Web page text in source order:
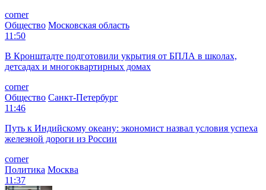
corner
Общество Московская область
11:50
В Кронштадте подготовили укрытия от БПЛА в школах,
детсадах и многоквартирных домах
corner
Общество Санкт-Петербург
11:46
Путь к Индийскому океану: экономист назвал условия успеха
железной дороги из России
corner
Политика Москва
11:37